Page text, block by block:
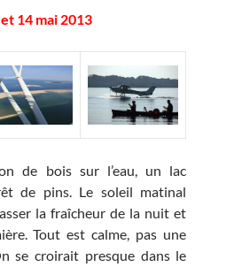
14 mai 2013
de bois sur l’eau, un lac
de pins. Le soleil matinal
la fraîcheur de la nuit et
Tout est calme, pas une
se croirait presque dans le